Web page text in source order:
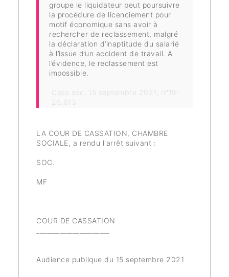
groupe le liquidateur peut poursuivre
la procédure de licenciement pour
motif économique sans avoir à
rechercher de reclassement, malgré
la déclaration d’inaptitude du salarié
à l’issue d’un accident de travail. A
l’évidence, le reclassement est
impossible.
Cass soc. 15 septembre 2021, n°19-
25.613
LA COUR DE CASSATION, CHAMBRE
SOCIALE, a rendu l'arrêt suivant :
SOC.
MF
COUR DE CASSATION
Audience publique du 15 septembre 2021